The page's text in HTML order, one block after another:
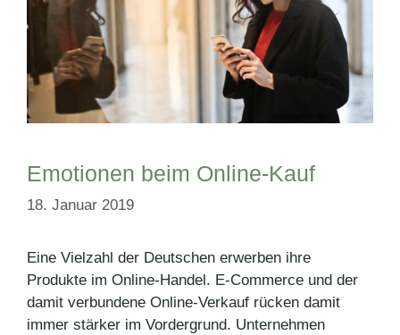
Emotionen beim Online-Kauf
18. Januar 2019
Eine Vielzahl der Deutschen erwerben ihre
Produkte im Online-Handel. E-Commerce und der
damit verbundene Online-Verkauf rücken damit
immer stärker im Vordergrund. Unternehmen